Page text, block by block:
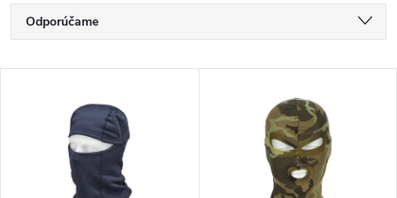
R
a
Odporúčame
Najpredávanejšie
Abecedne